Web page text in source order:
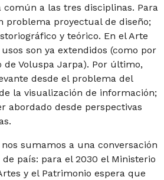
común a las tres disciplinas. Para
problema proyectual de diseño;
y teórico. En el Arte
son ya extendidos (como por
de Voluspa Jarpa). Por último,
desde el problema del
la visualización de información;
abordado desde perspectivas
sumamos a una conversación
país: para el 2030 el Ministerio
y el Patrimonio espera que